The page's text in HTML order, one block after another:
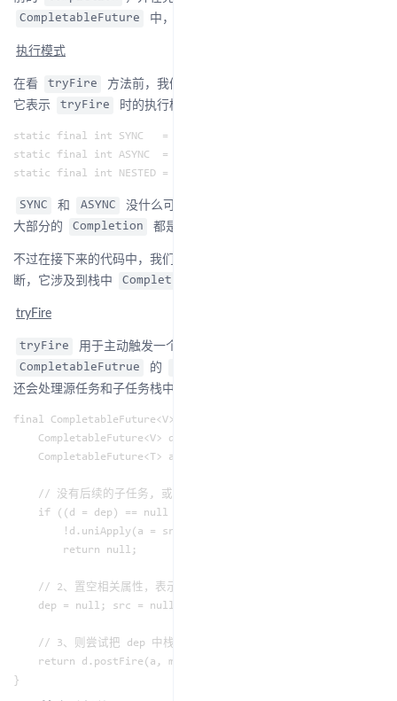
CompletableFuture
中，栈里面的
执行模式
在看 tryFire 方法前，我们需要先简单了解一下
它表示
tryFire 时的执行模式，默认提供三个选项值：
static final int SYNC   =  0; // 同步执行
static final int ASYNC  =  1; // 异步执行
SYNC 和 ASYNC 没什么可介绍的，
大部分的
Completion 都是以
不过在接下来的代码中，我们需要重点关注
断，它涉及到栈中
Completion
tryFire
tryFire 用于主动触发一个
CompletableFutrue
的
还会处理源任务和子任务栈中的其他任务：
final CompletableFuture<V> tryFire(int mode) {
    CompletableFuture<V> d; // 子任务 (this.dep)
    CompletableFuture<T> a; // 源任务 (this.src)
    // 没有后续的子任务, 或者有子任务但是当前任务执行失败了
    if ((d = dep) == null ||
        !d.uniApply(a = src, fn, mode > 0 ? null : this))
        return null;
    // 2、置空相关属性，表示当前 Completion 已完成
    dep = null; src = null; fn = null;
// 3、则尝试把 dep 中栈里的 Completion 出栈，压入 src 的栈并
    return d.postFire(a, mode);